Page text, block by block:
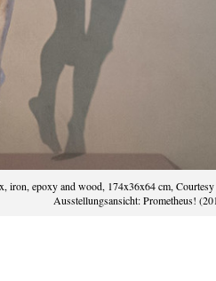
iron, epoxy and wood, 174x36x64 cm,
Ausstellungsansicht: Prometheus!